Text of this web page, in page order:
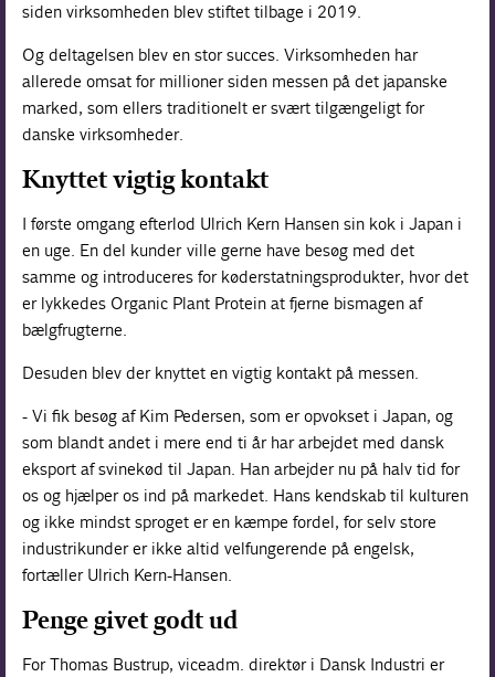
siden virksomheden blev stiftet tilbage i 2019.
Og deltagelsen blev en stor succes. Virksomheden har
allerede omsat for millioner siden messen på det japanske
marked, som ellers traditionelt er svært tilgængeligt for
danske virksomheder.
Knyttet vigtig kontakt
I første omgang efterlod Ulrich Kern Hansen sin kok i Japan i
en uge. En del kunder ville gerne have besøg med det
samme og introduceres for køderstatningsprodukter, hvor det
er lykkedes Organic Plant Protein at fjerne bismagen af
bælgfrugterne.
Desuden blev der knyttet en vigtig kontakt på messen.
- Vi fik besøg af Kim Pedersen, som er opvokset i Japan, og
som blandt andet i mere end ti år har arbejdet med dansk
eksport af svinekød til Japan. Han arbejder nu på halv tid for
os og hjælper os ind på markedet. Hans kendskab til kulturen
og ikke mindst sproget er en kæmpe fordel, for selv store
industrikunder er ikke altid velfungerende på engelsk,
fortæller Ulrich Kern-Hansen.
Penge givet godt ud
For Thomas Bustrup, viceadm. direktør i Dansk Industri er